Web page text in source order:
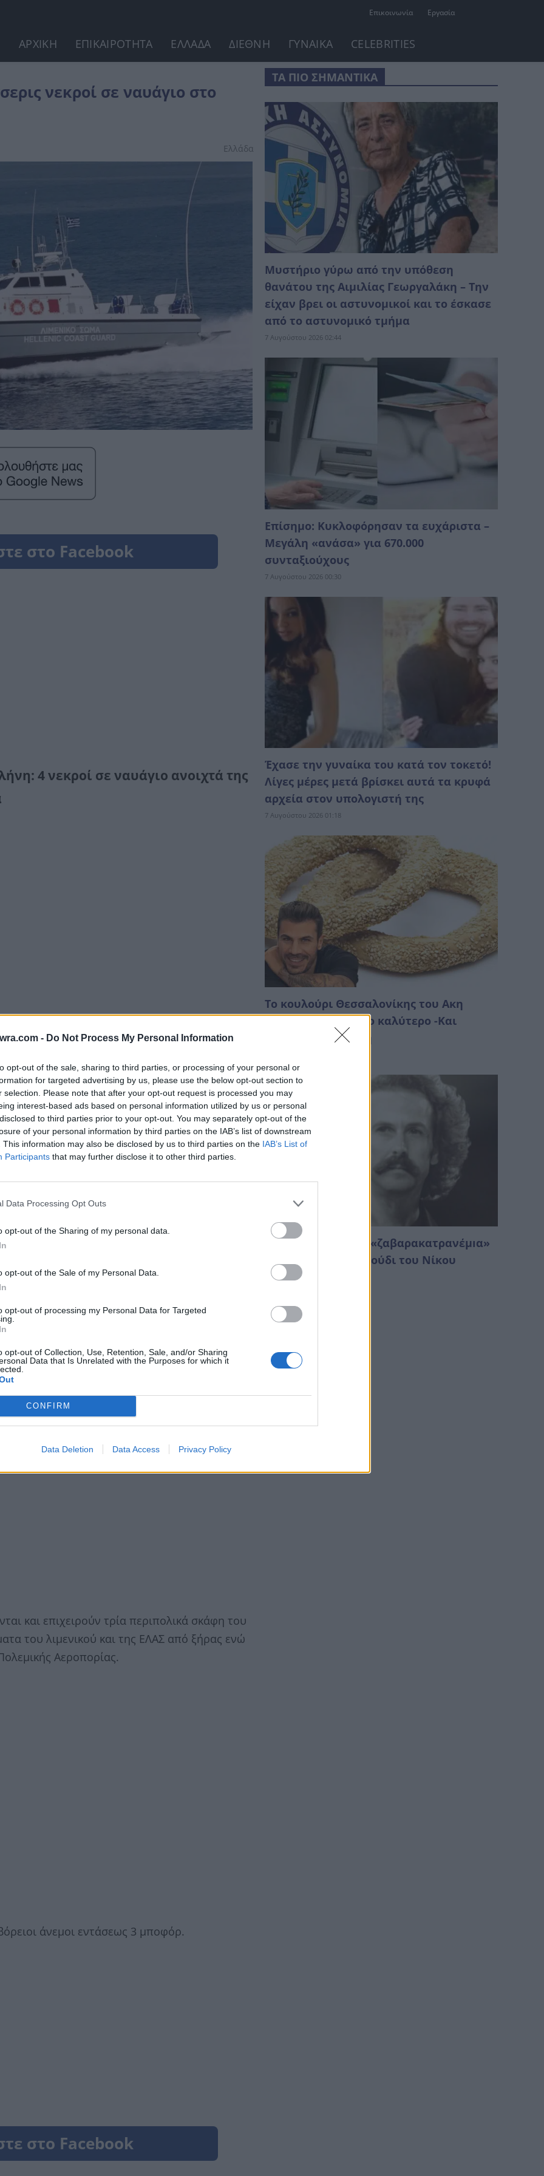
- Do Not Process My Personal Information
opt-out of the sale, sharing to third parties, or processing of your personal or
for targeted advertising by us, please use the below opt-out section to
selection. Please note that after your opt-out request is processed you may
interest-based ads based on personal information utilized by us or personal
to third parties prior to your opt-out. You may separately opt-out of the
of your personal information by third parties on the IAB’s list of downstream
This information may also be disclosed by us to third parties on the IAB’s List of
Participants that may further disclose it to other third parties.
Data Processing Opt Outs
opt-out of the Sharing of my personal data.
opt-out of the Sale of my Personal Data.
opt-out of processing my Personal Data for Targeted
opt-out of Collection, Use, Retention, Sale, and/or Sharing
Data that Is Unrelated with the Purposes for which it
CONFIRM
Data Deletion Data Access Privacy Policy
Επικοινωνία Εργασία
ΑΡΧΙΚΗ ΕΠΙΚΑΙΡΟΤΗΤΑ ΕΛΛΑΔΑ ΔΙΕΘΝΗ ΓΥΝΑΙΚΑ CELEBRITIES
νεκροί σε ναυάγιο στο
Ελλάδα
4 νεκροί σε ναυάγιο ανοιχτά της
από νωρίς το πρωί ανοιχτά της Λέσβου
μετανάστες καθώς, όπως μεταδίδει
ήδη τέσσερις σοροί.
Κόρακας στη βορειοανατολική
έχουν διασωθεί 23 άτομα, ενώ σύμφωνα με
και επιχειρούν τρία περιπολικά σκάφη του
του λιμενικού και της ΕΛΑΣ από ξήρας ενώ
Αεροπορίας.
άνεμοι εντάσεως 3 μποφόρ.
ΤΑ ΠΙΟ ΣΗΜΑΝΤΙΚΑ
Mυστήριο γύρω από την υπόθεση
θανάτου της Αιμιλίας Γεωργαλάκη – Την
είχαν βρει οι αστυνομικοί και το έσκασε
από το αστυνομικό τμήμα
7 Αυγούστου 2026 02:44
Επίσημο: Κυκλοφόρησαν τα ευχάριστα –
Μεγάλη «ανάσα» για 670.000
συνταξιούχους
7 Αυγούστου 2026 00:30
Έχασε την γυναίκα του κατά τον τοκετό!
Λίγες μέρες μετά βρίσκει αυτά τα κρυφά
αρχεία στον υπολογιστή της
7 Αυγούστου 2026 01:18
Το κουλούρι Θεσσαλονίκης του Ακη
Πετρετζίκη είναι το καλύτερο -Και
έχουμε τη συνταγή
Τι σημαίνει η λέξη «ζαβαρακατρανέμıα»
στο περiφημο τραγούδι του Νίκου
Ξυλούρη;